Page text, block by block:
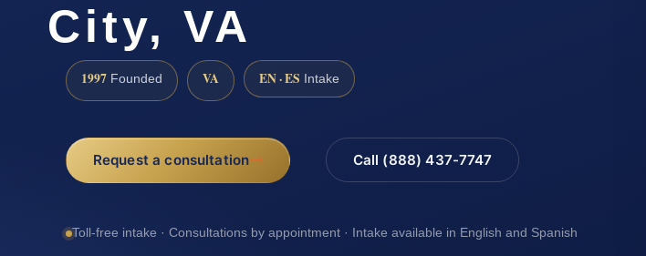
City, VA
1997 Founded VA EN · ES Intake
Request a consultation Call (888) 437-7747
Toll-free intake · Consultations by appointment · Intake available in English and Spanish